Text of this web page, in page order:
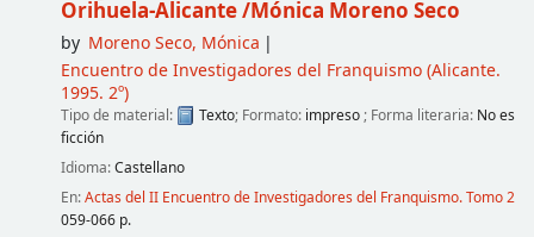
Orihuela-Alicante/Mónica Moreno Seco
by Moreno Seco, Mónica
Encuentro de Investigadores del Franquismo(Alicante.
1995. 2º)
Tipo de material: Texto; Formato: impreso ; Forma literaria: No es
ficción
Idioma:Castellano
En:Actas del II Encuentro de Investigadores del Franquismo. Tomo 2
059-066 p.